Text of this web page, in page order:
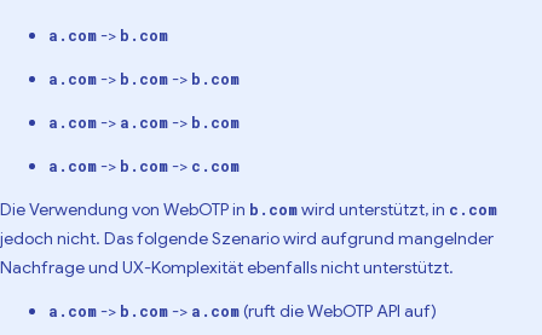
a.com-> b.com
a.com-> b.com-> b.com
a.com-> a.com-> b.com
a.com-> b.com-> c.com
Die Verwendung von WebOTP in b.comwird unterstützt, in c.com
jedoch nicht. Das folgende Szenario wird aufgrund mangelnder
Nachfrage und UX-Komplexität ebenfalls nicht unterstützt.
a.com-> b.com-> a.com(ruft die WebOTP API auf)